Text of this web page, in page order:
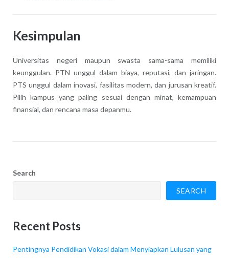
Kesimpulan
Universitas negeri maupun swasta sama-sama memiliki
keunggulan. PTN unggul dalam biaya, reputasi, dan jaringan.
PTS unggul dalam inovasi, fasilitas modern, dan jurusan kreatif.
Pilih kampus yang paling sesuai dengan minat, kemampuan
finansial, dan rencana masa depanmu.
Search
SEARCH
Recent Posts
Pentingnya Pendidikan Vokasi dalam Menyiapkan Lulusan yang